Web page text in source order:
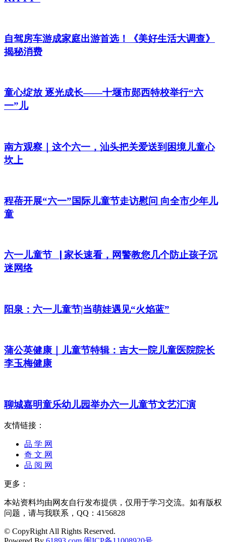
自驾房车游成家庭出游首选！《美好生活大调查》
揭秘消费
童心绽放 逐光成长——十堰市郧西特校举行“六
一”儿
南方观察｜这个六一，汕头把关爱送到困境儿童心
坎上
程蓓开展“六一”国际儿童节走访慰问 向全市少年儿
童
六一儿童节▕ 家长速看，网警教您几个防止孩子沉
迷网络
阳泉：六一儿童节|当萌娃遇见“火焰蓝”
蒲公英健康｜儿童节特辑：吉大一院儿童医院院长
李玉梅健康
聊城嘉明童乐幼儿园举办六一儿童节文艺汇演
友情链接：
品 学 网
奇 文 网
品 阅 网
更多：
本站资料均由网友自行发布提供，仅用于学习交流。如有版权
问题，请与我联系，QQ：4156828
© CopyRight All Rights Reserved.